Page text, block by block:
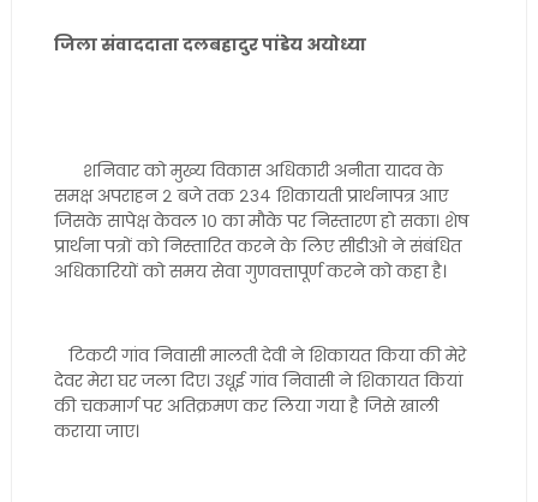
जिला संवाददाता दलबहादुर पांडेय अयोध्या
शनिवार को मुख्य विकास अधिकारी अनीता यादव के
समक्ष अपराहन २ बजे तक २३४ शिकायती प्रार्थनापत्र आए
जिसके सापेक्ष केवल १० का मौके पर निस्तारण हो सका। शेष
प्रार्थना पत्रों को निस्तारित करने के लिए सीडीओ ने संबंधित
अधिकारियों को समय सेवा गुणवत्तापूर्ण करने को कहा है।
टिकटी गांव निवासी मालती देवी ने शिकायत किया की मेरे
देवर मेरा घर जला दिए। उधूई गांव निवासी ने शिकायत कियां
की चकमार्ग पर अतिक्रमण कर लिया गया है जिसे खाली
कराया जाए।